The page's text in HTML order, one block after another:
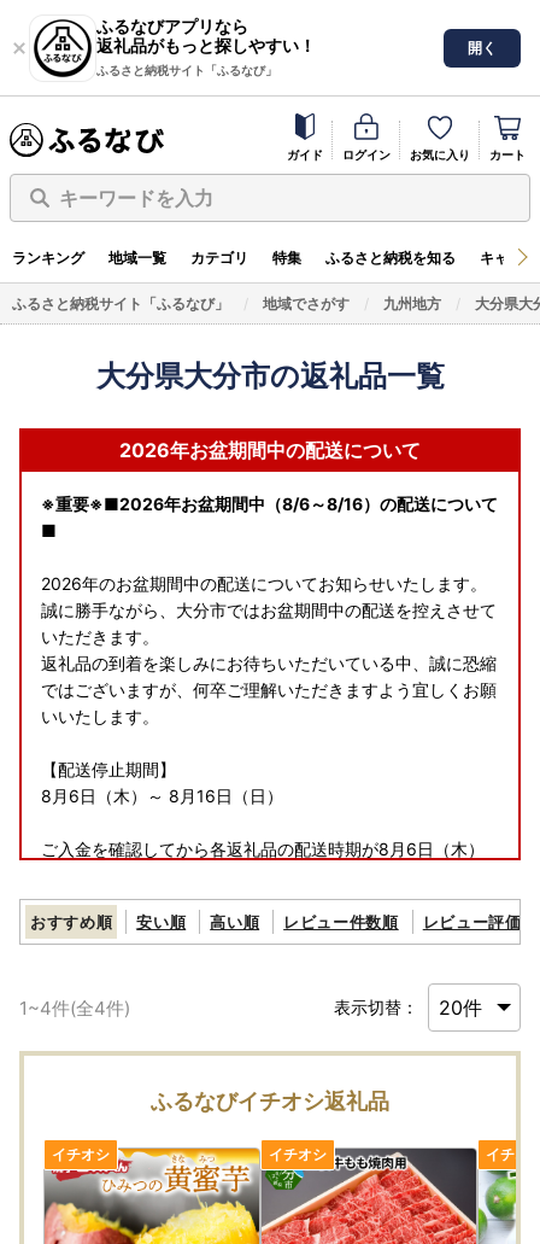
ふるなびアプリなら
返礼品がもっと探しやすい！
ふるさと納税サイト「ふるなび」
開く
ガイド ログイン お気に入り カート
キーワードを入力
ランキング 地域一覧 カテゴリ 特集 ふるさと納税を知る キャン
ふるさと納税サイト「ふるなび」 地域でさがす 九州地方 大分県大
大分県大分市の返礼品一覧
2026年お盆期間中の配送について
※重要※■2026年お盆期間中（8/6～8/16）の配送について
■
2026年のお盆期間中の配送についてお知らせいたします。
誠に勝手ながら、大分市ではお盆期間中の配送を控えさせて
いただきます。
返礼品の到着を楽しみにお待ちいただいている中、誠に恐縮
ではございますが、何卒ご理解いただきますよう宜しくお願
いいたします。
【配送停止期間】
8月6日（木）～ 8月16日（日）
ご入金を確認してから各返礼品の配送時期が8月6日（木）
す。
品については、サイト上に記載している配送時期を超える場
合がございます。予めご了承ください。
※返礼品受取日のご指定は承ることが出来ませんのでご了承
ください。
詳しくはこちらをご覧ください。
おすすめ順 安い順 高い順 レビュー件数順 レビュー評価順
1~4件(全4件) 表示切替：
ふるなびイチオシ返礼品